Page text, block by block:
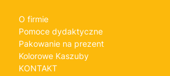
O firmie
Pomoce dydaktyczne
Pakowanie na prezent
Kolorowe Kaszuby
KONTAKT